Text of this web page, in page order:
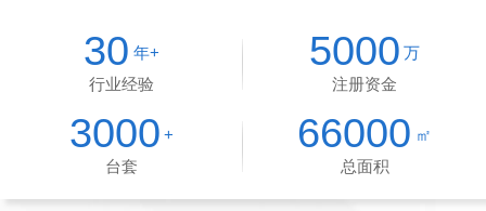
30 年+
行业经验
5000 万
注册资金
3000 +
台套
66000 ㎡
总面积